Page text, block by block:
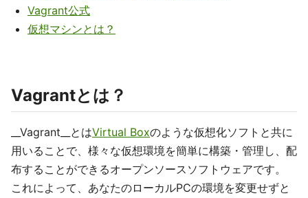
Vagrant公式
仮想マシンとは？
Vagrantとは？
__Vagrant__とはVirtual Boxのような仮想化ソフトと共に
用いることで、様々な仮想環境を簡単に構築・管理し、配
布することができるオープンソースソフトウェアです。
これによって、あなたのローカルPCの環境を変更せずと